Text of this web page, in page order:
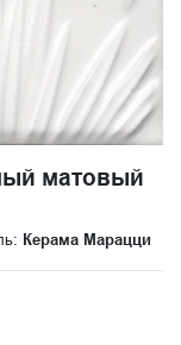
матовый
Керама Марацци